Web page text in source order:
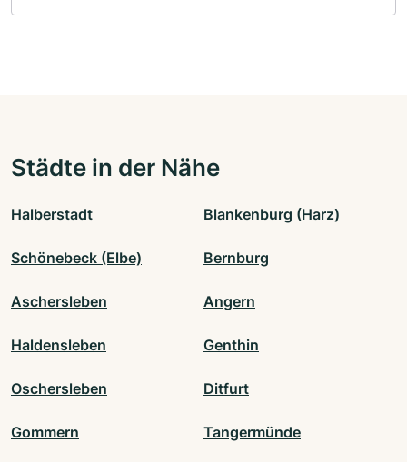
Städte in der Nähe
Halberstadt Blankenburg (Harz)
Schönebeck (Elbe) Bernburg
Aschersleben Angern
Haldensleben Genthin
Oschersleben Ditfurt
Gommern Tangermünde